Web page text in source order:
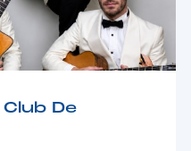
De